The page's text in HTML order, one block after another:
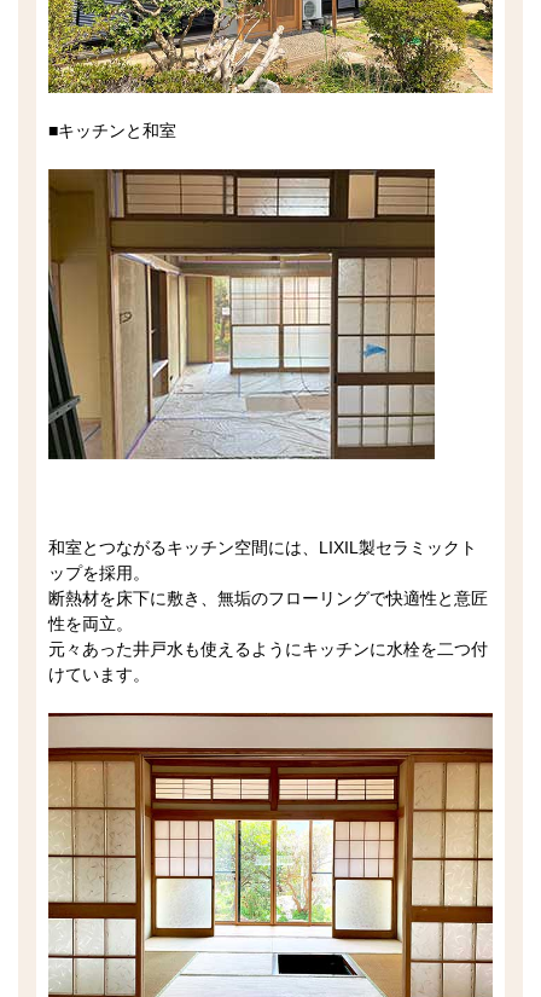
■キッチンと和室
和室とつながるキッチン空間には、LIXIL製セラミックト
ップを採用。
断熱材を床下に敷き、無垢のフローリングで快適性と意匠
性を両立。
元々あった井戸水も使えるようにキッチンに水栓を二つ付
けています。